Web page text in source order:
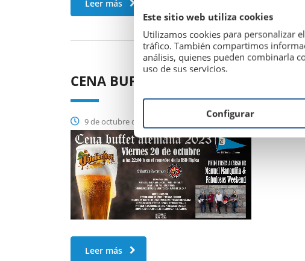
Leer más
CENA BUFFET ALEMANA 2023
9 de octubre de 2023
Leer más
Este sitio web utiliza cookies
Utilizamos cookies para personalizar
tráfico. También compartimos
análisis, quienes pueden combinarla
uso de sus servicios.
Configurar